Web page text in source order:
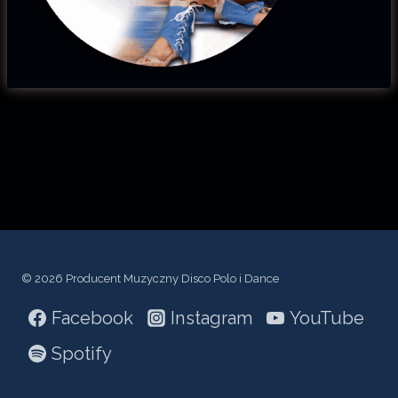
© 2026 Producent Muzyczny Disco Polo i Dance
Facebook Instagram
YouTube
Spotify